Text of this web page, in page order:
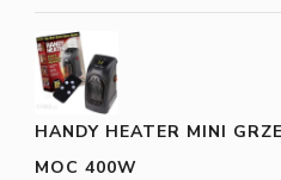
HANDY HEATER MINI
MOC 400W